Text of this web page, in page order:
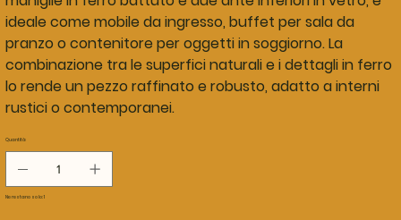
ideale come mobile da ingresso, buffet per sala da
pranzo o contenitore per oggetti in soggiorno. La
combinazione tra le superfici naturali e i dettagli in ferro
lo rende un pezzo raffinato e robusto, adatto a interni
rustici o contemporanei.
Quantità
Ne restano solo: 1